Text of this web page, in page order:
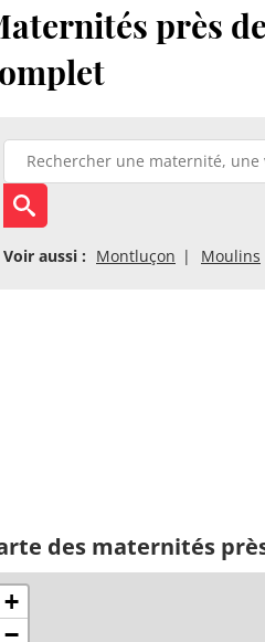
près
Voir aussi : Montluçon Moulins
des maternités
+
−